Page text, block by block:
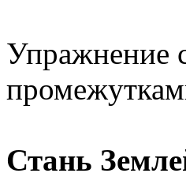
Упражнение
Стань